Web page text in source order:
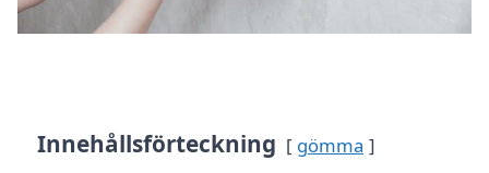
Innehållsförteckning gömma